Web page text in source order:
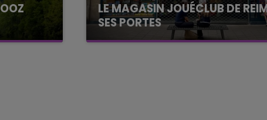
LE MAGASIN JOUÉCLUB DE
SES PORTES
C'était l'une des institutions du